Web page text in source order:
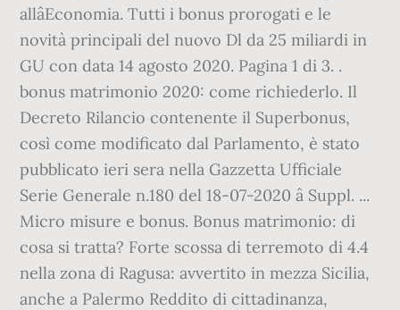
allâEconomia. Tutti i bonus prorogati e le
novità principali del nuovo Dl da 25 miliardi in
GU con data 14 agosto 2020. Pagina 1 di 3. .
bonus matrimonio 2020: come richiederlo. Il
Decreto Rilancio contenente il Superbonus,
così come modificato dal Parlamento, è stato
pubblicato ieri sera nella Gazzetta Ufficiale
Serie Generale n.180 del 18-07-2020 â Suppl. ...
Micro misure e bonus. Bonus matrimonio: di
cosa si tratta? Forte scossa di terremoto di 4.4
nella zona di Ragusa: avvertito in mezza Sicilia,
anche a Palermo Reddito di cittadinanza,